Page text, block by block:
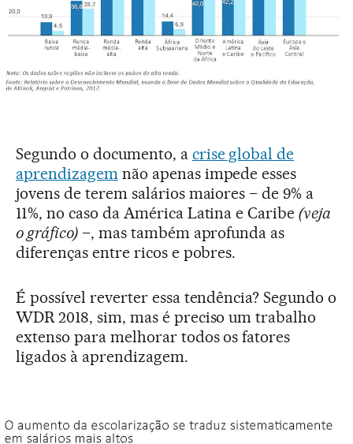
Segundo o documento, a crise global de
aprendizagemnão apenas impede esses
jovens de terem salários maiores – de 9% a
11%, no caso da América Latina e Caribe(veja
o gráfico)–, mas também aprofunda as
diferenças entre ricos e pobres.
É possível reverter essa tendência? Segundo o
WDR 2018, sim, mas é preciso um trabalho
extenso para melhorar todos os fatores
ligados à aprendizagem.